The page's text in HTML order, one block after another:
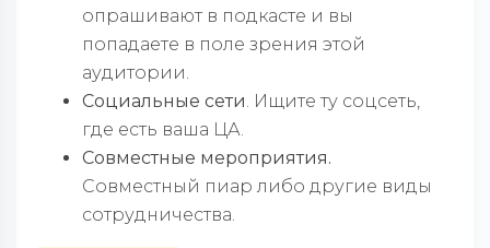
опрашивают в подкасте и вы
попадаете в поле зрения этой
аудитории.
Социальные сети . Ищите ту соцсеть,
где есть ваша ЦА.
Совместные мероприятия.
Совместный пиар либо другие виды
сотрудничества.